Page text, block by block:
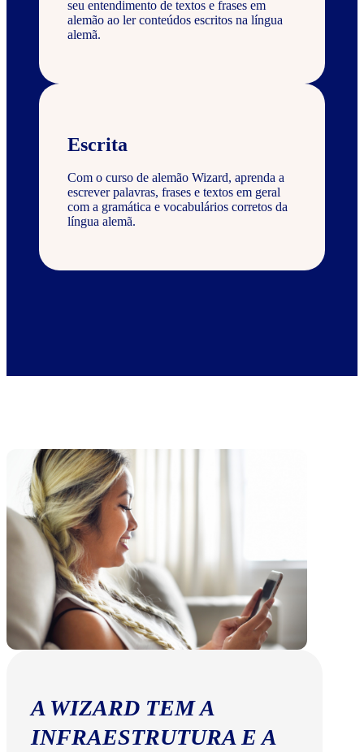
seu entendimento de textos e frases em
alemão ao ler conteúdos escritos na língua
alemã.
Escrita
Com o curso de alemão Wizard, aprenda a
escrever palavras, frases e textos em geral
com a gramática e vocabulários corretos da
língua alemã.
A WIZARD TEM A
INFRAESTRUTURA E A